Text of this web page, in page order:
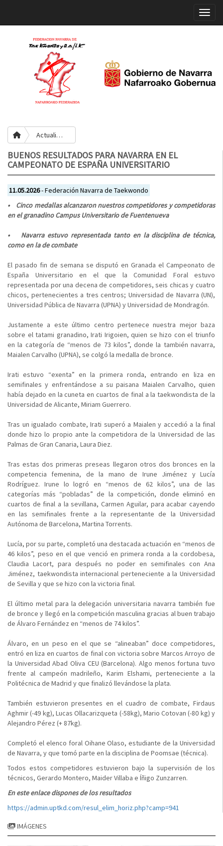
Actualidad
BUENOS RESULTADOS PARA NAVARRA EN EL
CAMPEONATO DE ESPAÑA UNIVERSITARIO
11.05.2026- Federación Navarra de Taekwondo
• Cinco medallas alcanzaron nuestros competidores y competidoras
en el granadino Campus Universitario de Fuentenueva
• Navarra estuvo representada tanto en la disciplina de técnica,
como en la de combate
El pasado fin de semana se disputó en Granada el Campeonato de
España Universitario en el que la Comunidad Foral estuvo
representada por una decena de competidores, seis chicas y cuatro
chicos, pertenecientes a tres centros; Universidad de Navarra (UN),
Universidad Pública de Navarra (UPNA) y Universidad de Mondragón.
Justamente a este último centro pertenece nuestra mejor baza
sobre el tatami granadino, Irati Irigoien, quien se hizo con el triunfo
en la categoría de “menos de 73 kilos”, donde la también navarra,
Maialen Carvalho (UPNA), se colgó la medalla de bronce.
Irati estuvo “exenta” en la primera ronda, entrando en liza en
semifinales y enfrentándose a su paisana Maialen Carvalho, quien
había dejado en la cuneta en cuartos de final a la taekwondista de la
Universidad de Alicante, Miriam Guerrero.
Tras un igualado combate, Irati superó a Maialen y accedió a la final
donde hizo lo propio ante la competidora de la Universidad de las
Palmas de Gran Canaria, Laura Diez.
Tras estas dos primeras preseas llegaron otros dos bronces en la
competencia femenina, de la mano de Irune Jiménez y Lucía
Rodríguez. Irune lo logró en “menos de 62 kilos”, una de las
categorías más “pobladas” de la competición, donde eliminó en
cuartos de final a la sevillana, Carmen Aguilar, para acabar cayendo
en las semifinales frente a la representante de la Universidad
Autónoma de Barcelona, Martina Torrents.
Lucía, por su parte, completó una destacada actuación en “menos de
46 kilos”, peso en el que venció en primera ronda a la cordobesa,
Claudia Lacort, para después no poder en semifinales con Ana
Jiménez, taekwondista internacional perteneciente a la Universidad
de Sevilla y que se hizo con la victoria final.
El último metal para la delegación universitaria navarra también fue
de bronce y llegó en la competición masculina gracias al buen trabajo
de Álvaro Fernández en “menos de 74 kilos”.
Álvaro, en un peso en el que se “alineaban” doce competidores,
entró en liza en cuartos de final con victoria sobre Marcos Arroyo de
la Universidad Abad Oliva CEU (Barcelona). Algo menos fortuna tuvo
frente al campeón madrileño, Karim Elshami, perteneciente a la
Politécnica de Madrid y que finalizó llevándose la plata.
También estuvieron presentes en el cuadro de combate, Firdaus
Aghmir (-49 kg), Lucas Ollacarizqueta (-58kg), Mario Cotovan (-80 kg) y
Alejandro Pérez (+ 87kg).
Completó el elenco foral Oihane Olaso, estudiante de la Universidad
de Navarra, y que tomó parte en la disciplina de Poomsae (técnica).
Todos estos competidores estuvieron bajo la supervisión de los
técnicos, Gerardo Montero, Maider Villaba e Íñigo Zunzarren.
En este enlace dispones de los resultados
https://admin.uptkd.com/resul_elim_horiz.php?camp=941
IMÁGENES